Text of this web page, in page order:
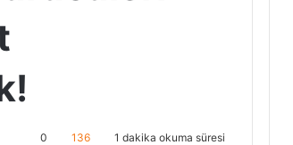
0 136 1 dakika okuma süresi